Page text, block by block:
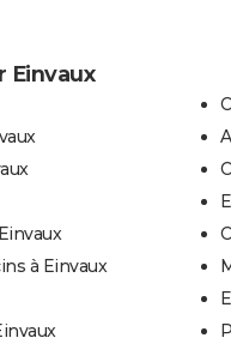
Einvaux
à Einvaux